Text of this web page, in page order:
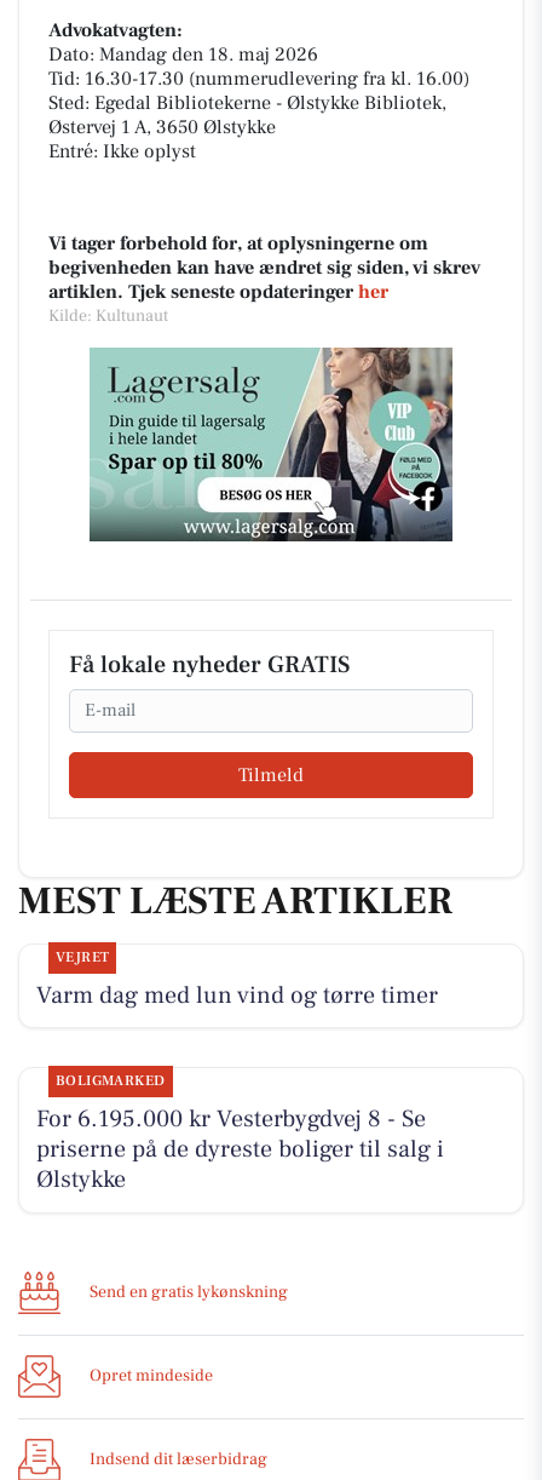
Advokatvagten:
Dato: Mandag den 18. maj 2026
Tid: 16.30-17.30 (nummerudlevering fra kl. 16.00)
Sted: Egedal Bibliotekerne - Ølstykke Bibliotek,
Østervej 1 A, 3650 Ølstykke
Entré: Ikke oplyst
Vi tager forbehold for, at oplysningerne om
begivenheden kan have ændret sig siden, vi skrev
artiklen. Tjek seneste opdateringer her
Kilde: Kultunaut
Få lokale nyheder GRATIS
Email
Tilmeld
MEST LÆSTE ARTIKLER
VEJRET
Varm dag med lun vind og tørre timer
BOLIGMARKED
For 6.195.000 kr Vesterbygdvej 8 - Se
priserne på de dyreste boliger til salg i
Ølstykke
Send en gratis lykønskning
Opret mindeside
Indsend dit læserbidrag